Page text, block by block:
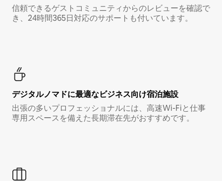
信頼できるゲストコミュニティからのレビューを確認で
き、24時間365日対応のサポートも付いています。
デジタルノマド⁠に最⁠適⁠なビ⁠ジ⁠ネ⁠ス⁠向⁠け宿⁠泊⁠施⁠設
出張の多いプロフェッショナルには、高速Wi-Fiと仕事
専用スペースを備えた長期滞在先がおすすめです。